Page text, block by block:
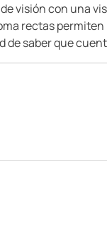
visión con una
rectas
de saber que